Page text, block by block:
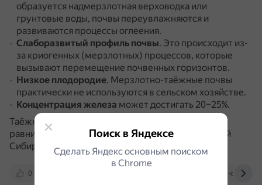
образуется надмерзлотная верховодка или
грунтовые воды, почвы переувлажняются и
развиваются процессы оглеения.
Слаборазвитый профиль почвы. Это происходит из-
за криогенных (мерзлотных) процессов, которые
вызывают перемещение почвенных горизонтов.
Низкое плодородие. Мерзлотно-таёжные почвы
практически не используются в сельском хозяйстве.
Концентрация железа может достигать 20–25%.
Таёжно-мерзлотные почвы распространены в
равнинных и горных районах Средней и Восточной
Сибири.
0 soil-db.ru
Поиск в Яндексе
Сделать Яндекс основным поиском
в Сhrome